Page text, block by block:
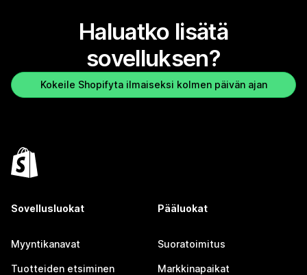
Haluatko lisätä
sovelluksen?
Kokeile Shopifyta ilmaiseksi kolmen päivän ajan
Sovellusluokat
Myyntikanavat
Tuotteiden etsiminen
Pääluokat
Suoratoimitus
Markkinapaikat